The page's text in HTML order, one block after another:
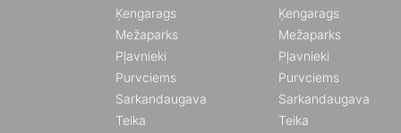
Ķengarags
Mežaparks
Pļavnieki
Purvciems
Sarkandaugava
Teika
Ķengarags
Mežaparks
Pļavnieki
Purvciems
Sarkandaugava
Teika